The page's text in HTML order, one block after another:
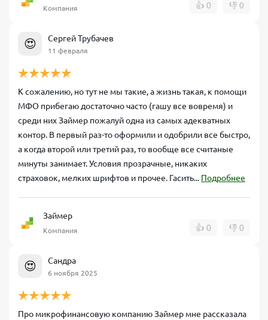
Компания 👍 0 👎 0
😍 Сергей Трубачев
11 февраля
К сожалению, но тут не мы такие, а жизнь такая, к помощи
МФО прибегаю достаточно часто (гашу все вовремя) и
среди них Займер пожалуй одна из самых адекватных
контор. В первый раз-то оформили и одобрили все быстро,
а когда второй или третий раз, то вообще все считаные
минуты занимает. Условия прозрачные, никаких
страховок, мелких шрифтов и прочее. Гасить... Подробнее
Займер
Компания 👍 0 👎 0
😍 Сандра
6 ноября 2025
Про микрофинансовую компанию Займер мне рассказала